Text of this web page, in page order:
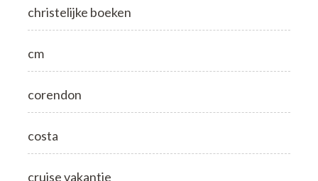
christelijke boeken
cm
corendon
costa
cruise vakantie